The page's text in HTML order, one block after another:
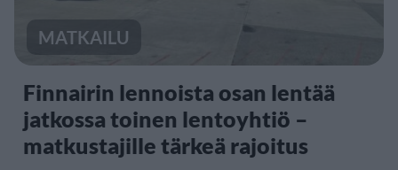
MATKAILU
Finnairin lennoista osan lentää
jatkossa toinen lentoyhtiö –
matkustajille tärkeä rajoitus